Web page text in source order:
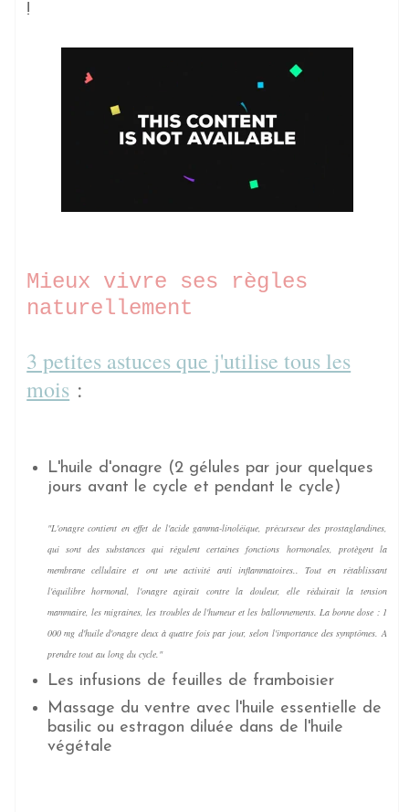
!
Mieux vivre ses règles
naturellement
3 petites astuces que j'utilise tous les
mois :
L'huile d'onagre (2 gélules par jour quelques
jours avant le cycle et pendant le cycle)
"L'onagre contient en effet de l'acide gamma-linoléique, précurseur des prostaglandines,
qui sont des substances qui régulent certaines fonctions hormonales, protègent la
membrane cellulaire et ont une activité anti inflammatoires.. Tout en rétablissant
l'équilibre hormonal, l'onagre agirait contre la douleur, elle réduirait la tension
mammaire, les migraines, les troubles de l'humeur et les ballonnements. La bonne dose : 1
000 mg d'huile d'onagre deux à quatre fois par jour, selon l'importance des symptômes. A
prendre tout au long du cycle."
Les infusions de feuilles de framboisier
Massage du ventre avec l'huile essentielle de
basilic ou estragon diluée dans de l'huile
végétale